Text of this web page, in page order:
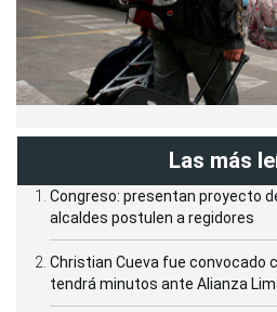
Las más
Congreso: presentan proyecto
alcaldes postulen a regidores
Christian Cueva fue convocado
tendrá minutos ante Alianza